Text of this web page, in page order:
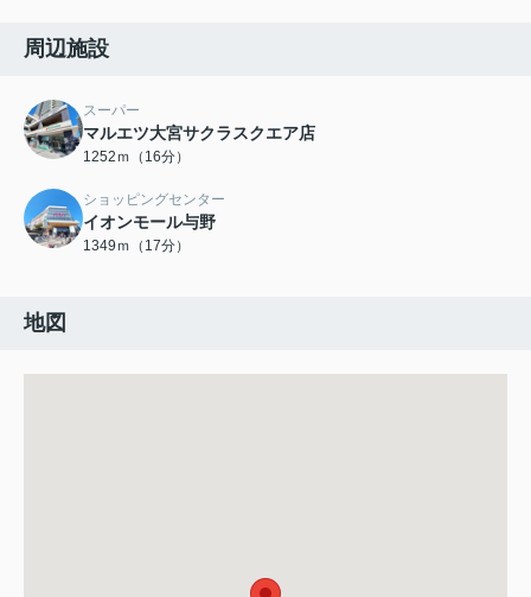
周辺施設
スーパー
マルエツ大宮サクラスクエア店
1252ｍ（16分）
ショッピングセンター
イオンモール与野
1349ｍ（17分）
地図